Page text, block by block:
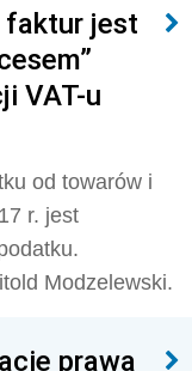
faktur jest
VAT-u
od towarów i
r. jest
Modzelewski.
prawa